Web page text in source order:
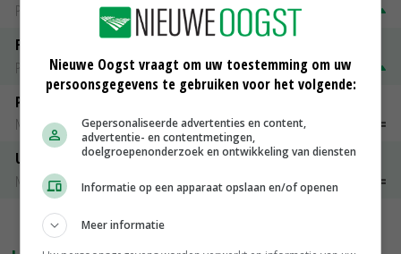
PotatoNL
€ 15,00
Fritesgeschikt NL Du Be
PotatoNL
€ 15,00~ € 23,00
Peen
Noteringen
€ 26,00
Uien Middenmeer Geel 30-60% grof
Noteringen
€ 0,00~ € 0,00
MEER MARKTPRIJZEN
Nieuwe Oogst vraagt om uw toestemming om uw
persoonsgegevens te gebruiken voor het volgende:
Gepersonaliseerde advertenties en content,
advertentie- en contentmetingen,
doelgroepenonderzoek en ontwikkeling van diensten
Informatie op een apparaat opslaan en/of openen
Meer informatie